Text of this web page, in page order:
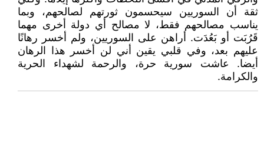
ثقة أن السوريين سيحسمون ثورتهم لصالحهم، وبما
يناسب مصالحهم فقط، لا مصالح أي دولة أخرى مهما
قَرُبَت أو بَعُدَت. أراهن على السوريين، ولم أخسر رهانًا
عليهم بعد، وفي قلبي يقين أني لن أخسر هذا الرهان
أيضا. عاشت سورية حرة، والرحمة لشهداء الحرية
والكرامة.